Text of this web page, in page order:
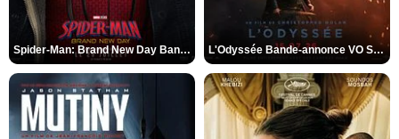
Spider-Man: Brand New Day Bande-annonce VO STFR L'Odyssée Bande-annonce VO STFR